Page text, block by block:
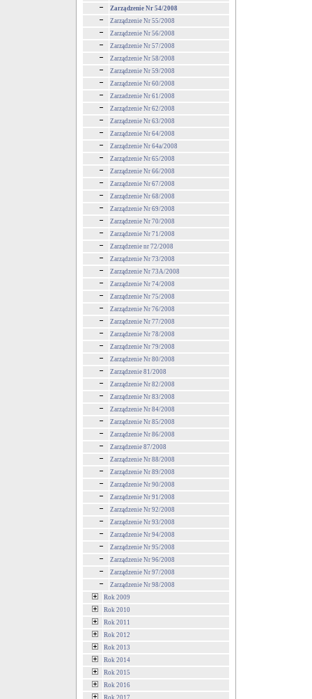
Zarządzenie Nr 54/2008
Zarządzenie Nr 55/2008
Zarządzenie Nr 56/2008
Zarządzenie Nr 57/2008
Zarządzenie Nr 58/2008
Zarządzenie Nr 59/2008
Zarządzenie Nr 60/2008
Zarzadzenie Nr 61/2008
Zarządzenie Nr 62/2008
Zarządzenie Nr 63/2008
Zarządzenie Nr 64/2008
Zarządzenie Nr 64a/2008
Zarządzenie Nr 65/2008
Zarządzenie Nr 66/2008
Zarządzenie Nr 67/2008
Zarządzenie Nr 68/2008
Zarządzenie Nr 69/2008
Zarządzenie Nr 70/2008
Zarządzenie Nr 71/2008
Zarządzenie nr 72/2008
Zarządzenie Nr 73/2008
Zarządzenie Nr 73A/2008
Zarządzenie Nr 74/2008
Zarządzenie Nr 75/2008
Zarządzenie Nr 76/2008
Zarządzenie Nr 77/2008
Zarządzenie Nr 78/2008
Zarządzenie Nr 79/2008
Zarządzenie Nr 80/2008
Zarządzenie 81/2008
Zarządzenie Nr 82/2008
Zarządzenie Nr 83/2008
Zarządzenie Nr 84/2008
Zarządzenie Nr 85/2008
Zarządzenie Nr 86/2008
Zarządzenie 87/2008
Zarządzenie Nr 88/2008
Zarządzenie Nr 89/2008
Zarządzenie Nr 90/2008
Zarządzenie Nr 91/2008
Zarządzenie Nr 92/2008
Zarządzenie Nr 93/2008
Zarządzenie Nr 94/2008
Zarządzenie Nr 95/2008
Zarządzenie Nr 96/2008
Zarządzenie Nr 97/2008
Zarządzenie Nr 98/2008
Rok 2009
Rok 2010
Rok 2011
Rok 2012
Rok 2013
Rok 2014
Rok 2015
Rok 2016
Rok 2017